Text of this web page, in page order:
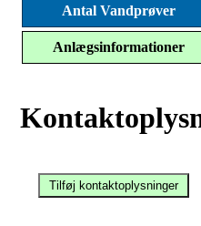
Antal Vandprøver
Anlægsinformationer